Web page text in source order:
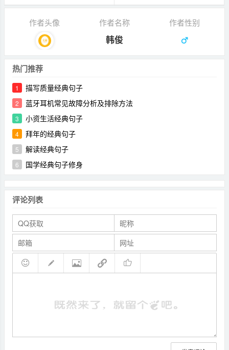
作者头像 作者名称 作者性别
韩俊
热门推荐
1 描写质量经典句子
2 蓝牙耳机常见故障分析及排除方法
3 小资生活经典句子
4 拜年的经典句子
5 解读经典句子
6 国学经典句子修身
评论列表